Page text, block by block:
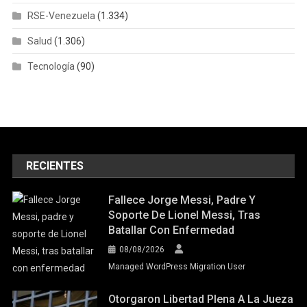
RSE-Venezuela(1.334)
Salud (1.306)
Tecnología(90)
RECIENTES
Fallece Jorge Messi, Padre Y
Soporte De Lionel Messi, Tras
Batallar Con Enfermedad
08/08/2026
Managed WordPress Migration User
Otorgaron Libertad Plena A La Jueza